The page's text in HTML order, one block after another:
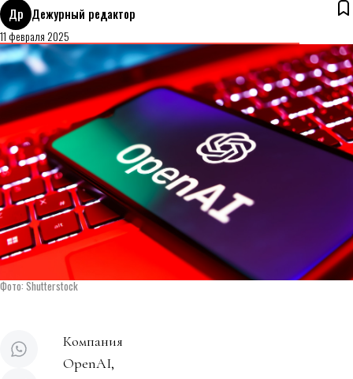
Др Дежурный редактор
11 февраля 2025
Фото: Shutterstock
Компания
OpenAI,